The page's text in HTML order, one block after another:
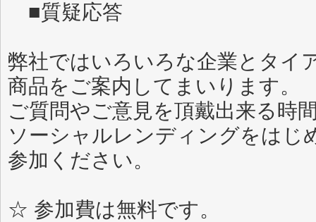
■質疑応答
弊社ではいろいろな企業とタイ
商品をご案内してまいります。
ご質問やご意見を頂戴出来る時
ソーシャルレンディングをはじ
参加ください。
☆ 参加費は無料です。